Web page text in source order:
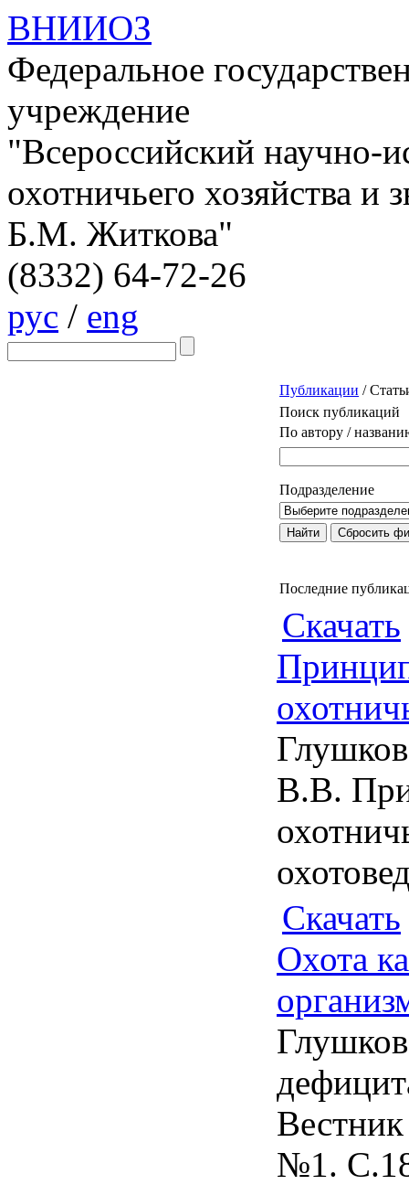
ВНИИОЗ
Федеральное
учреждение
"Всероссийский научно-
охотничьего хозяйства и
Б.М. Житкова"
(8332) 64-72-26
рус / eng
Публикации /
Поиск публикаций
По автору /
Подразделение
Последние
Скачать
В.В.
Скачать
Охота
№1.